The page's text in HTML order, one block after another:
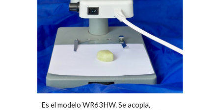
Es el modelo WR63HW. Se acopla,